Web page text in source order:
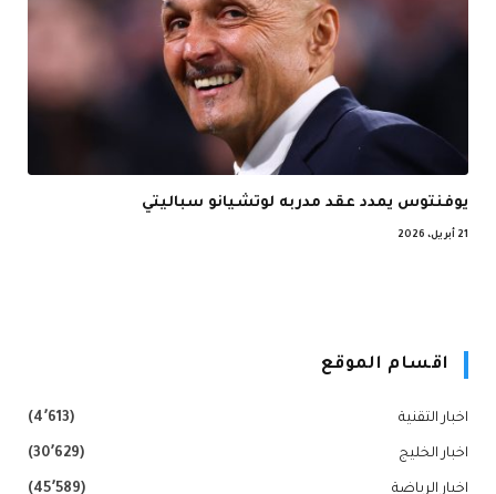
يوفنتوس يمدد عقد مدربه لوتشيانو سباليتي
21 أبريل، 2026
اقسام الموقع
اخبار التقنية (4٬613)
اخبار الخليج (30٬629)
اخبار الرياضة (45٬589)